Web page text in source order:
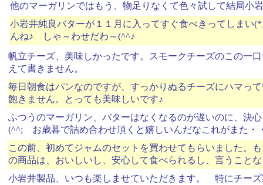
他のマーガリンではもう、物足りなくて色々試して結局小
小岩井純良バターが１１月に入ってすぐ食べきってしま
んね♪ しゃ～わせだわ～(^^♪
帆立チーズ、美味しかったです。スモークチーズのこの一
えて書きません。
毎日朝食はパンなのですが、すっかりぬるチーズにハマっ
飽きません。とっても美味しいです♪
ふつうのマーガリン、バターはなくなるのが遅いのに、決
(^^; お歳暮で詰め合わせ頂くと嬉しいんだなこれがまた
この前、初めてジャムのセットを買わせてもらいました。
の商品は、おいしいし、安心して食べられるし、言うこと
小岩井製品、いつも楽しませていただきます。 特にチ